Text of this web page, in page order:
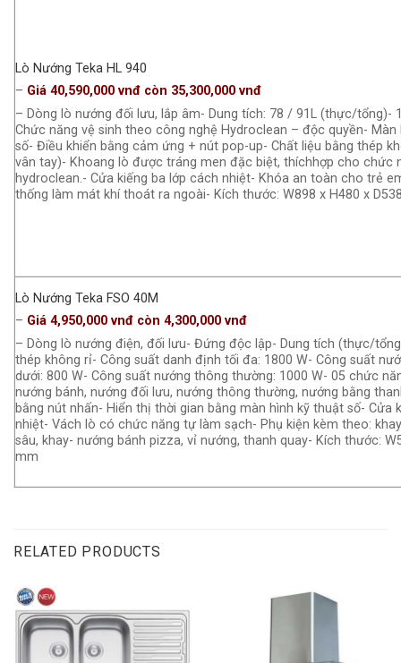
Lò Nướng Teka HL 940
– Giá 40,590,000 vnđ còn 35,300,000 vnđ
– Dòng lò nướng đối lưu, lắp âm- Dung tích: 78 / 91L (thực/tổng)-
Chức năng vệ sinh theo công nghệ Hydroclean – độc quyền-
số- Điều khiển bằng cảm ứng + nút pop-up- Chất liệu bằng thép
vân tay)- Khoang lò được tráng men đặc biệt, thíchhợp cho chức
hydroclean.- Cửa kiếng ba lớp cách nhiệt- Khóa an toàn cho trẻ
thống làm mát khí thoát ra ngoài- Kích thước: W898 x H480 x
Lò Nướng Teka FSO 40M
– Giá 4,950,000 vnđ còn 4,300,000 vnđ
– Dòng lò nướng điện, đối lưu- Đứng độc lập- Dung tích (thực/
thép không rỉ- Công suất danh định tối đa: 1800 W- Công suất
dưới: 800 W- Công suất nướng thông thường: 1000 W- 05 chức
nướng bánh, nướng đối lưu, nướng thông thường, nướng bằng
bằng nút nhấn- Hiển thị thời gian bằng màn hình kỹ thuật số- Cửa
nhiệt- Vách lò có chức năng tự làm sạch- Phụ kiện kèm theo:
sâu, khay- nướng bánh pizza, vỉ nướng, thanh quay- Kích thước:
mm
RELATED PRODUCTS